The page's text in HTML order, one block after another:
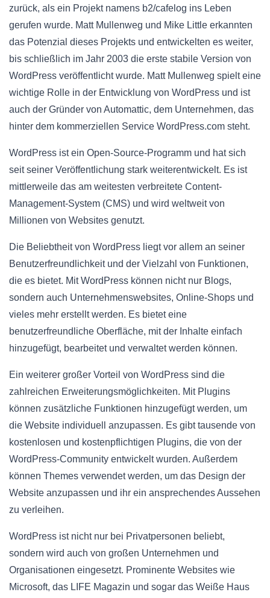
zurück, als ein Projekt namens b2/cafelog ins Leben
gerufen wurde. Matt Mullenweg und Mike Little erkannten
das Potenzial dieses Projekts und entwickelten es weiter,
bis schließlich im Jahr 2003 die erste stabile Version von
WordPress veröffentlicht wurde. Matt Mullenweg spielt eine
wichtige Rolle in der Entwicklung von WordPress und ist
auch der Gründer von Automattic, dem Unternehmen, das
hinter dem kommerziellen Service WordPress.com steht.
WordPress ist ein Open-Source-Programm und hat sich
seit seiner Veröffentlichung stark weiterentwickelt. Es ist
mittlerweile das am weitesten verbreitete Content-
Management-System (CMS) und wird weltweit von
Millionen von Websites genutzt.
Die Beliebtheit von WordPress liegt vor allem an seiner
Benutzerfreundlichkeit und der Vielzahl von Funktionen,
die es bietet. Mit WordPress können nicht nur Blogs,
sondern auch Unternehmenswebsites, Online-Shops und
vieles mehr erstellt werden. Es bietet eine
benutzerfreundliche Oberfläche, mit der Inhalte einfach
hinzugefügt, bearbeitet und verwaltet werden können.
Ein weiterer großer Vorteil von WordPress sind die
zahlreichen Erweiterungsmöglichkeiten. Mit Plugins
können zusätzliche Funktionen hinzugefügt werden, um
die Website individuell anzupassen. Es gibt tausende von
kostenlosen und kostenpflichtigen Plugins, die von der
WordPress-Community entwickelt wurden. Außerdem
können Themes verwendet werden, um das Design der
Website anzupassen und ihr ein ansprechendes Aussehen
zu verleihen.
WordPress ist nicht nur bei Privatpersonen beliebt,
sondern wird auch von großen Unternehmen und
Organisationen eingesetzt. Prominente Websites wie
Microsoft, das LIFE Magazin und sogar das Weiße Haus